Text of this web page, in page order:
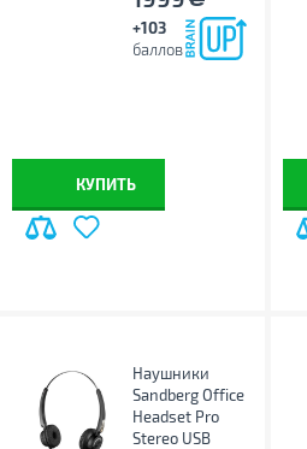
+103
баллов
КУПИТЬ
Наушники
Sandberg Office
Headset Pro
Stereo USB